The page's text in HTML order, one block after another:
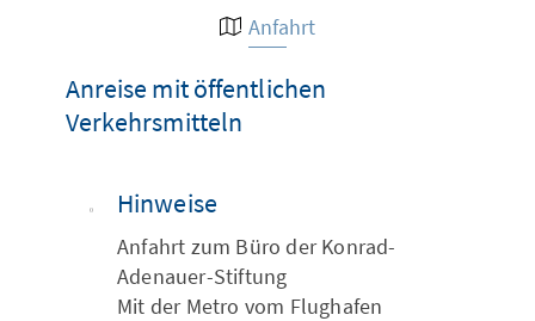
Anfahrt
Anreise mit öffentlichen
Verkehrsmitteln
Hinweise
Anfahrt zum Büro der Konrad-
Adenauer-Stiftung
Mit der Metro vom Flughafen